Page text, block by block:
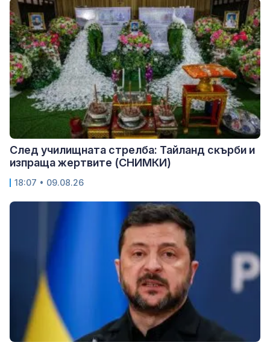
След училищната стрелба: Тайланд скърби и
изпраща жертвите (СНИМКИ)
18:07 • 09.08.26